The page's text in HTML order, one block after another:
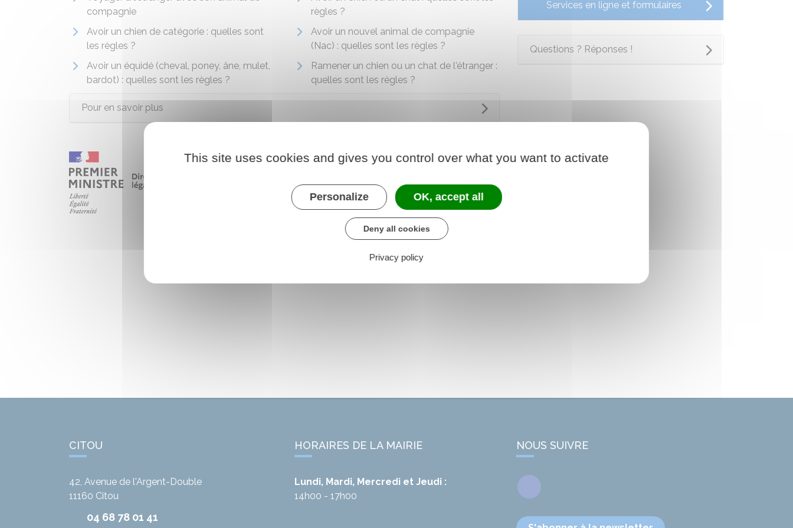
compagnie
règles ?
Avoir un chien de catégorie : quelles sont
les règles ?
Avoir un nouvel animal de compagnie
(Nac) : quelles sont les règles ?
Avoir un équidé (cheval, poney, âne, mulet,
bardot) : quelles sont les règles ?
Ramener un chien ou un chat de l'étranger :
quelles sont les règles ?
Pour en savoir plus
Services en ligne et formulaires
Questions ? Réponses !
CITOU
42, Avenue de l'Argent-Double
11160 Citou
04 68 78 01 41
HORAIRES DE LA MAIRIE
Lundi, Mardi, Mercredi et Jeudi :
14h00 - 17h00
NOUS SUIVRE
Facebook
This site uses cookies and gives you control over what you want to activate
Personalize OK, accept all
Deny all cookies
Privacy policy